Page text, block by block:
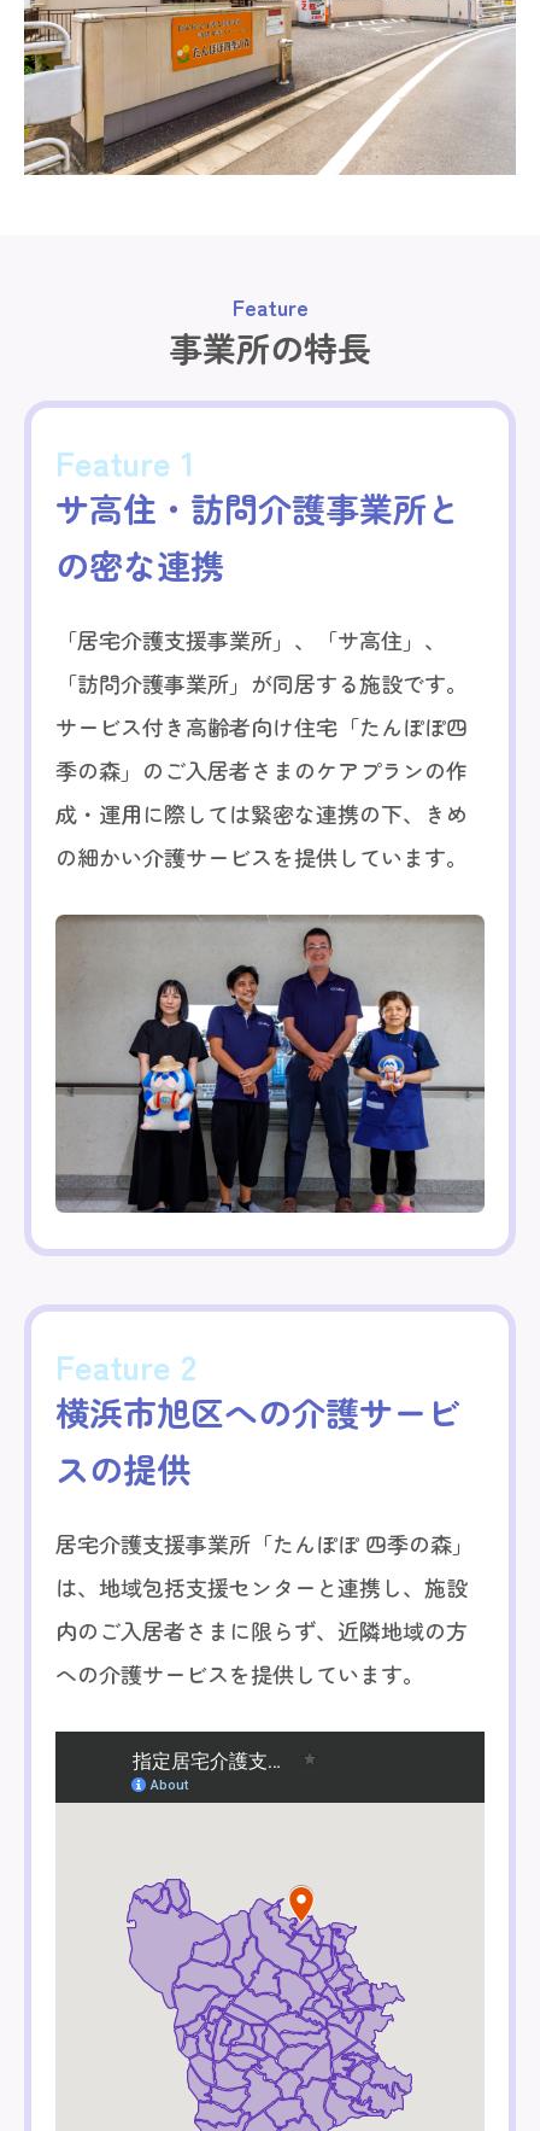
Feature
事業所の特長
Feature 1
サ高住・訪問介護事業所と
の密な連携
「居宅介護支援事業所」、「サ高住」、
「訪問介護事業所」が同居する施設です。
サービス付き高齢者向け住宅「たんぽぽ四
季の森」のご入居者さまのケアプランの作
成・運用に際しては緊密な連携の下、きめ
の細かい介護サービスを提供しています。
Feature 2
横浜市旭区への介護サービ
スの提供
居宅介護支援事業所「たんぽぽ 四季の森」
は、地域包括支援センターと連携し、施設
内のご入居者さまに限らず、近隣地域の方
への介護サービスを提供しています。